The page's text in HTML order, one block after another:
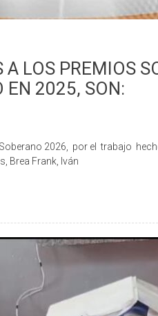
A LOS PREMIOS
EN 2025, SON:
2026, por el trabajo
Brea Frank, Iván